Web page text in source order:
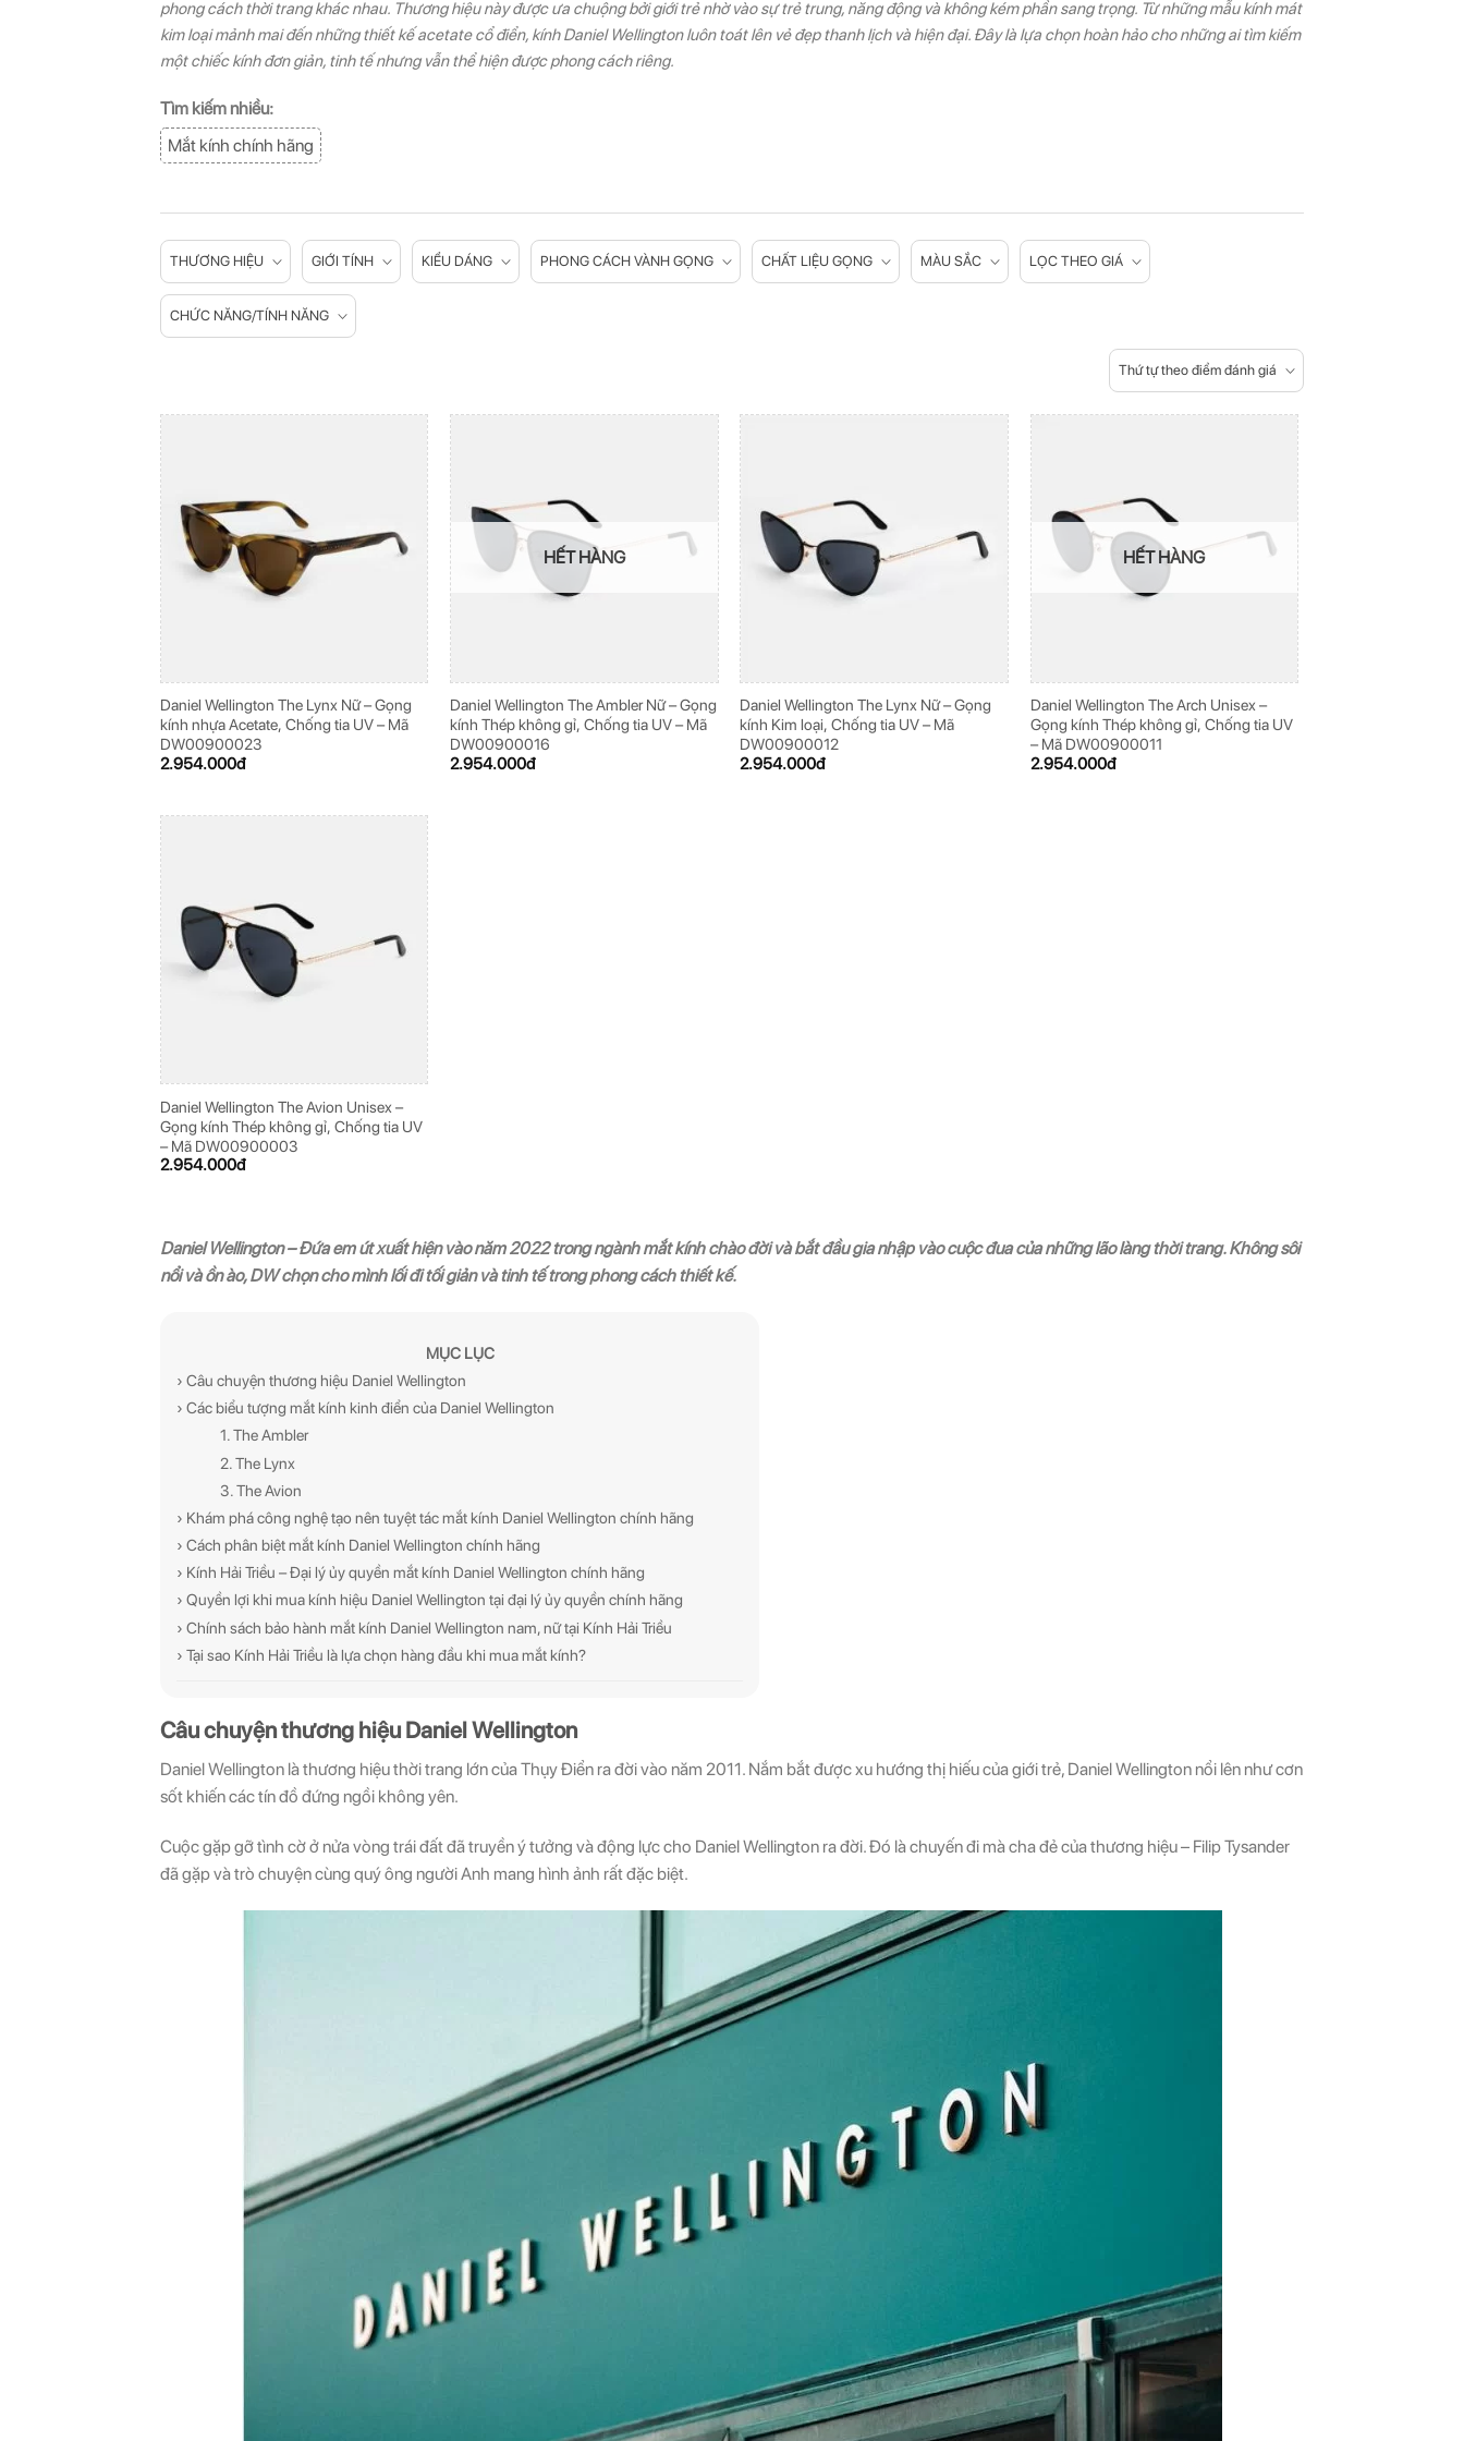
phong cách thời trang khác nhau. Thương hiệu này được ưa chuộng bởi giới trẻ nhờ vào sự trẻ trung, năng động và không kém phần sang trọng. Từ những mẫu kính mát
kim loại mảnh mai đến những thiết kế acetate cổ điển, kính Daniel Wellington luôn toát lên vẻ đẹp thanh lịch và hiện đại. Đây là lựa chọn hoàn hảo cho những ai tìm kiếm
một chiếc kính đơn giản, tinh tế nhưng vẫn thể hiện được phong cách riêng.
Tìm kiếm nhiều:
Mắt kính chính hãng
THƯƠNG HIỆU GIỚI TÍNH KIỂU DÁNG PHONG CÁCH VÀNH GỌNG CHẤT LIỆU GỌNG MÀU SẮC LỌC THEO GIÁ
CHỨC NĂNG/TÍNH NĂNG
Thứ tự theo điểm đánh giá
Daniel Wellington The Lynx Nữ – Gọng
kính nhựa Acetate, Chống tia UV – Mã
DW00900023
2.954.000đ
HẾT HÀNG
Daniel Wellington The Ambler Nữ – Gọng
kính Thép không gỉ, Chống tia UV – Mã
DW00900016
2.954.000đ
Daniel Wellington The Lynx Nữ – Gọng
kính Kim loại, Chống tia UV – Mã
DW00900012
2.954.000đ
HẾT HÀNG
Daniel Wellington The Arch Unisex –
Gọng kính Thép không gỉ, Chống tia UV
– Mã DW00900011
2.954.000đ
Daniel Wellington The Avion Unisex –
Gọng kính Thép không gỉ, Chống tia UV
– Mã DW00900003
2.954.000đ
Daniel Wellington – Đứa em út xuất hiện vào năm 2022 trong ngành mắt kính chào đời và bắt đầu gia nhập vào cuộc đua của những lão làng thời trang. Không sôi
nổi và ồn ào, DW chọn cho mình lối đi tối giản và tinh tế trong phong cách thiết kế.
MỤC LỤC
› Câu chuyện thương hiệu Daniel Wellington
› Các biểu tượng mắt kính kinh điển của Daniel Wellington
1. The Ambler
2. The Lynx
3. The Avion
› Khám phá công nghệ tạo nên tuyệt tác mắt kính Daniel Wellington chính hãng
› Cách phân biệt mắt kính Daniel Wellington chính hãng
› Kính Hải Triều – Đại lý ủy quyền mắt kính Daniel Wellington chính hãng
› Quyền lợi khi mua kính hiệu Daniel Wellington tại đại lý ủy quyền chính hãng
› Chính sách bảo hành mắt kính Daniel Wellington nam, nữ tại Kính Hải Triều
› Tại sao Kính Hải Triều là lựa chọn hàng đầu khi mua mắt kính?
Câu chuyện thương hiệu Daniel Wellington
Daniel Wellington là thương hiệu thời trang lớn của Thụy Điển ra đời vào năm 2011. Nắm bắt được xu hướng thị hiếu của giới trẻ, Daniel Wellington nổi lên như cơn
sốt khiến các tín đồ đứng ngồi không yên.
Cuộc gặp gỡ tình cờ ở nửa vòng trái đất đã truyền ý tưởng và động lực cho Daniel Wellington ra đời. Đó là chuyến đi mà cha đẻ của thương hiệu – Filip Tysander
đã gặp và trò chuyện cùng quý ông người Anh mang hình ảnh rất đặc biệt.